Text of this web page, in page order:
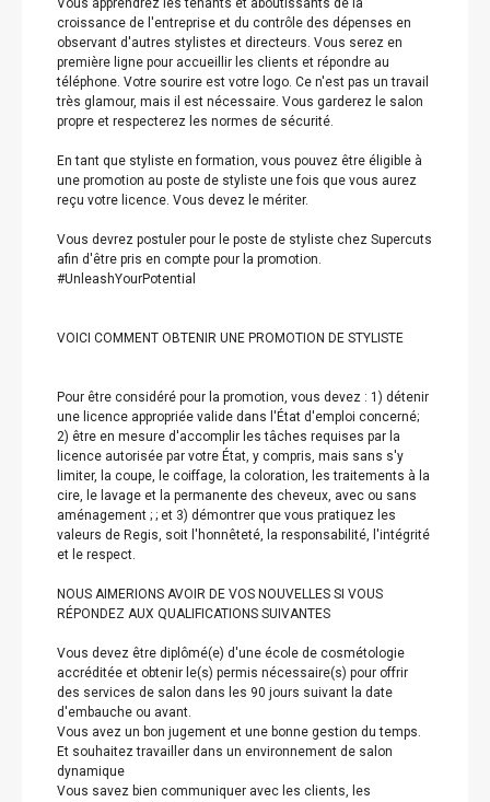
Vous apprendrez les tenants et aboutissants de la
croissance de l'entreprise et du contrôle des dépenses en
observant d'autres stylistes et directeurs. Vous serez en
première ligne pour accueillir les clients et répondre au
téléphone. Votre sourire est votre logo. Ce n'est pas un travail
très glamour, mais il est nécessaire. Vous garderez le salon
propre et respecterez les normes de sécurité.
En tant que styliste en formation, vous pouvez être éligible à
une promotion au poste de styliste une fois que vous aurez
reçu votre licence. Vous devez le mériter.
Vous devrez postuler pour le poste de styliste chez Supercuts
afin d'être pris en compte pour la promotion.
#UnleashYourPotential
VOICI COMMENT OBTENIR UNE PROMOTION DE STYLISTE
Pour être considéré pour la promotion, vous devez : 1) détenir
une licence appropriée valide dans l'État d'emploi concerné;
2) être en mesure d'accomplir les tâches requises par la
licence autorisée par votre État, y compris, mais sans s'y
limiter, la coupe, le coiffage, la coloration, les traitements à la
cire, le lavage et la permanente des cheveux, avec ou sans
aménagement ; ; et 3) démontrer que vous pratiquez les
valeurs de Regis, soit l'honnêteté, la responsabilité, l'intégrité
et le respect.
NOUS AIMERIONS AVOIR DE VOS NOUVELLES SI VOUS
RÉPONDEZ AUX QUALIFICATIONS SUIVANTES
Vous devez être diplômé(e) d'une école de cosmétologie
accréditée et obtenir le(s) permis nécessaire(s) pour offrir
des services de salon dans les 90 jours suivant la date
d'embauche ou avant.
Vous avez un bon jugement et une bonne gestion du temps.
Et souhaitez travailler dans un environnement de salon
dynamique
Vous savez bien communiquer avec les clients, les